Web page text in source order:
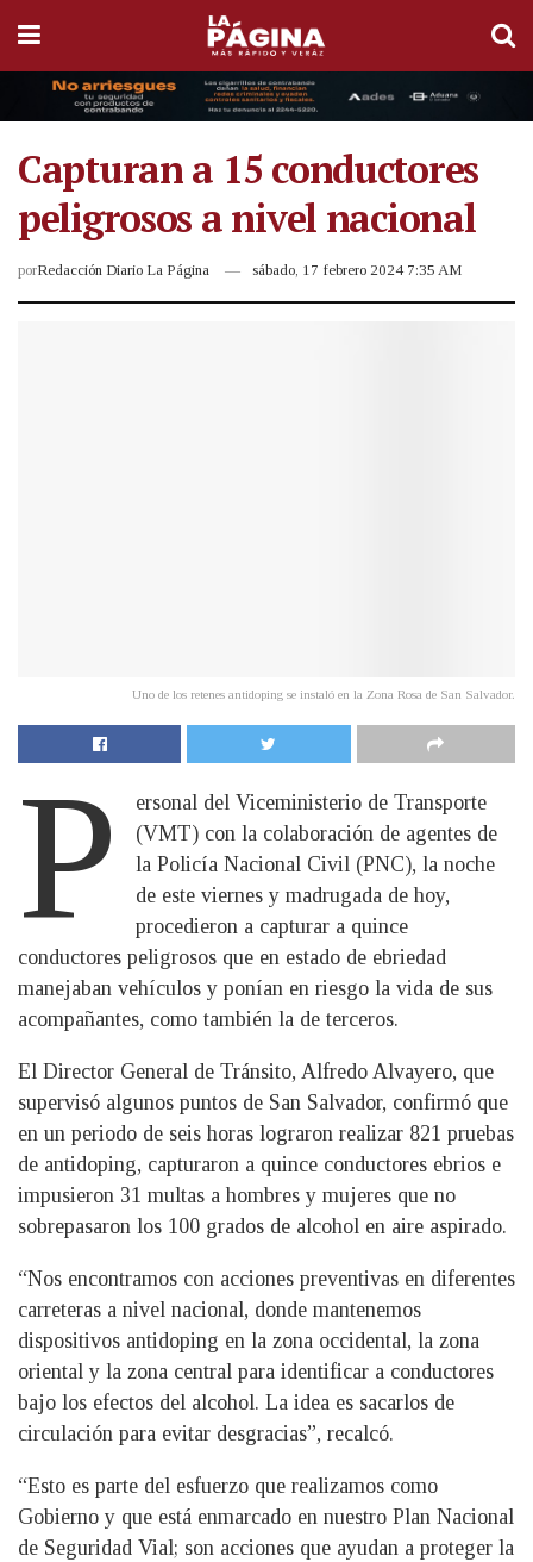
Capturan a 15 conductores
peligrosos a nivel nacional
porRedacción Diario La Página sábado, 17 febrero 2024 7:35 AM
Uno de los retenes antidoping se instaló en la Zona Rosa de San Salvador.
P
ersonal del Viceministerio de Transporte
(VMT) con la colaboración de agentes de
la Policía Nacional Civil (PNC), la noche
de este viernes y madrugada de hoy,
procedieron a capturar a quince
conductores peligrosos que en estado de ebriedad
manejaban vehículos y ponían en riesgo la vida de sus
acompañantes, como también la de terceros.
El Director General de Tránsito, Alfredo Alvayero, que
supervisó algunos puntos de San Salvador, confirmó que
en un periodo de seis horas lograron realizar 821 pruebas
de antidoping, capturaron a quince conductores ebrios e
impusieron 31 multas a hombres y mujeres que no
sobrepasaron los 100 grados de alcohol en aire aspirado.
“Nos encontramos con acciones preventivas en diferentes
carreteras a nivel nacional, donde mantenemos
dispositivos antidoping en la zona occidental, la zona
oriental y la zona central para identificar a conductores
bajo los efectos del alcohol. La idea es sacarlos de
circulación para evitar desgracias”, recalcó.
“Esto es parte del esfuerzo que realizamos como
Gobierno y que está enmarcado en nuestro Plan Nacional
de Seguridad Vial; son acciones que ayudan a proteger la